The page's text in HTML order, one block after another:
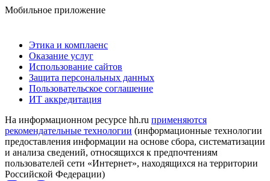
Мобильное приложение
Этика и комплаенс
Оказание услуг
Использование сайтов
Защита персональных данных
Пользовательское соглашение
ИТ аккредитация
На информационном ресурсе hh.ru применяются
рекомендательные технологии (информационные технологии
предоставления информации на основе сбора, систематизации
и анализа сведений, относящихся к предпочтениям
пользователей сети «Интернет», находящихся на территории
Российской Федерации)